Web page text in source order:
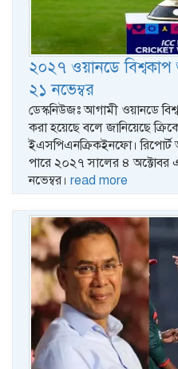
২০২৭ ওয়ানডে
২১ নভেম্বর
ডেস্কনিউজঃ আগামী ওয়ানডে
করা হয়েছে বলে জানিয়েছে
ইএসপিএনক্রিকইনফো। রিপোর্ট
পারে ২০২৭ সালের ৪ অক্টোবর
নভেম্বর। read more